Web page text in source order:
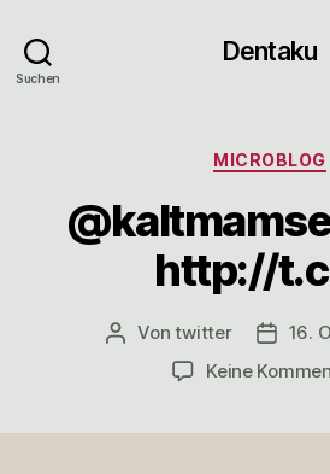
Suchen
Dentaku
MICROBLOG
http://
Beitragsautor
Vontwitter
16.
Keine